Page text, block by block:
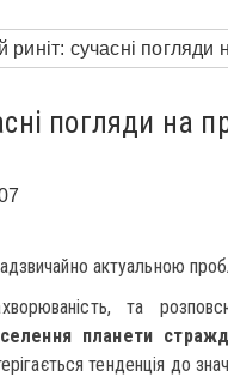
погляди на
актуальною
та
планети
тенденція до